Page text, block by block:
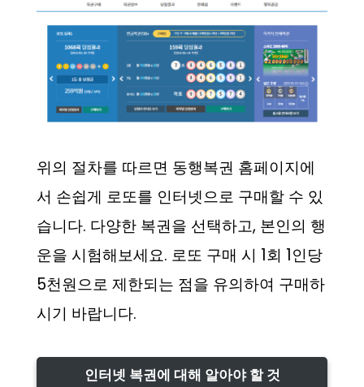
위의 절차를 따르면 동행복권 홈페이지에
서 손쉽게 로또를 인터넷으로 구매할 수 있
습니다. 다양한 복권을 선택하고, 본인의 행
운을 시험해보세요. 로또 구매 시 1회 1인당
5천원으로 제한되는 점을 유의하여 구매하
시기 바랍니다.
인터넷 복권에 대해 알아야 할 것